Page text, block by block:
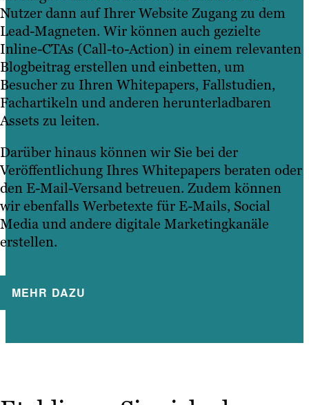
Nutzer dann auf Ihrer Website Zugang zu dem
Lead-Magneten. Wir können auch gezielte
Inline-CTAs (Call-to-Action) in einem relevanten
Blogbeitrag erstellen und einbetten, um
Besucher zu Ihren Whitepapers, Fallstudien,
Fachartikeln und anderen herunterladbaren
Assets zu leiten.
Darüber hinaus können wir Sie bei der
Veröffentlichung Ihres Whitepapers beraten oder
den E-Mail-Versand betreuen. Zudem können
wir ebenfalls Werbetexte für E-Mails, Social
Media und andere digitale Marketingkanäle
erstellen.
MEHR DAZU